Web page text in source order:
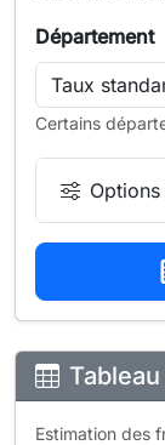
Département
Certains
Estimation des